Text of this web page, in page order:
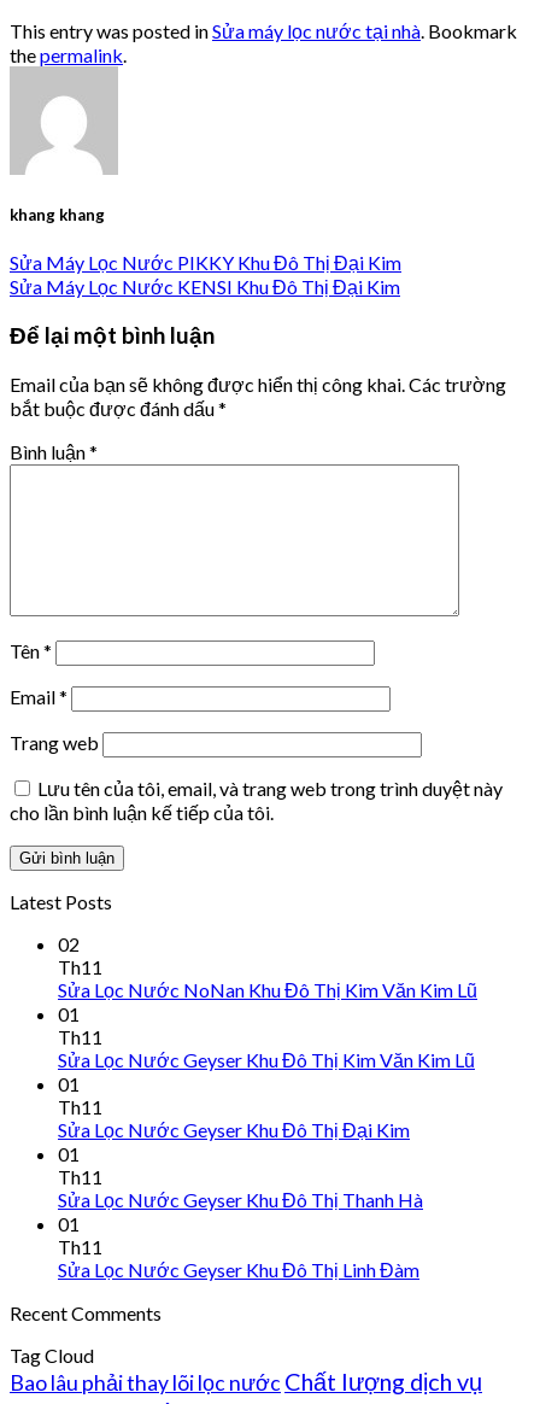
This entry was posted inSửa máy lọc nước tại nhà . Bookmark
thepermalink
khang khang
Sửa Máy Lọc Nước PIKKY Khu Đô Thị Đại Kim
Sửa Máy Lọc Nước KENSI Khu Đô Thị Đại Kim
Để lại một bình luận
Email của bạn sẽ không được hiển thị công khai. Các trường
bắt buộc được đánh dấu*
Bình luận*
Tên*
Email*
Trang web
Lưu tên của tôi, email, và trang web trong trình duyệt này
cho lần bình luận kế tiếp của tôi.
Latest Posts
02
Th11
Sửa Lọc Nước NoNan Khu Đô Thị Kim Văn Kim Lũ
01
Th11
Sửa Lọc Nước Geyser Khu Đô Thị Kim Văn Kim Lũ
01
Th11
Sửa Lọc Nước Geyser Khu Đô Thị Đại Kim
01
Th11
Sửa Lọc Nước Geyser Khu Đô Thị Thanh Hà
01
Th11
Sửa Lọc Nước Geyser Khu Đô Thị Linh Đàm
Recent Comments
Tag Cloud
Bao lâu phải thay lõi lọc nước Chất lượng dịch vụ